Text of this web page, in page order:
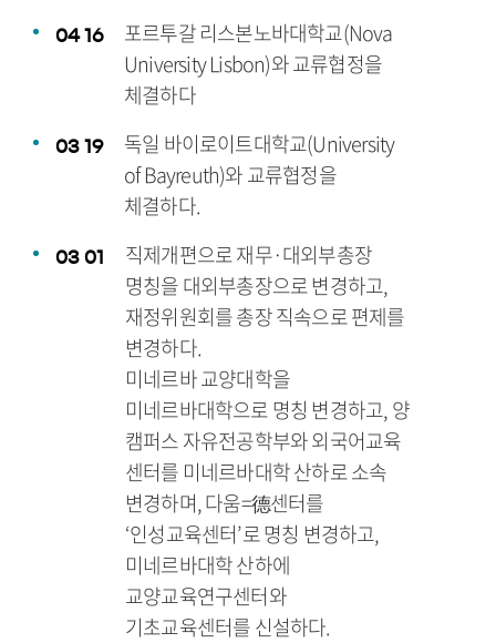
0416
포르투갈 리스본노바대학교(Nova
University Lisbon)와 교류협정을
체결하다
03 19
독일 바이로이트대학교(University
of Bayreuth)와 교류협정을
체결하다.
03 01
직제개편으로 재무·대외부총장
명칭을 대외부총장으로 변경하고,
재정위원회를 총장 직속으로 편제를
변경하다.
미네르바 교양대학을
미네르바대학으로 명칭 변경하고, 양
캠퍼스 자유전공학부와 외국어교육
센터를 미네르바대학 산하로 소속
변경하며, 다움=德센터를
‘인성교육센터’로 명칭 변경하고,
미네르바대학 산하에
교양교육연구센터와
기초교육센터를 신설하다.